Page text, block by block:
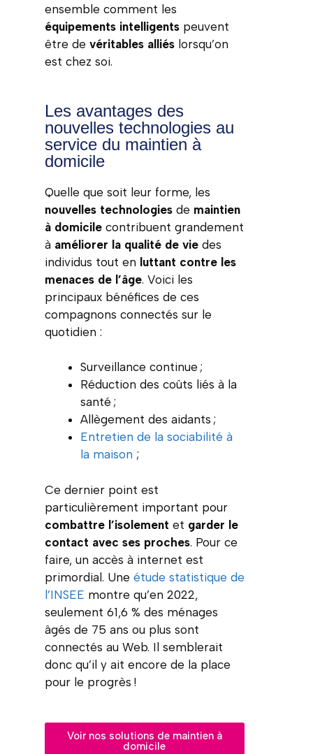
ensemble comment les
équipements intelligentspeuvent
être de véritables alliéslorsqu’on
est chez soi.
Les avantages des
nouvelles technologies au
service du maintien à
domicile
Quelle que soit leur forme, les
nouvelles technologiesde maintien
à domicilecontribuent grandement
à améliorer la qualité de viedes
individus tout en luttant contre les
menaces de l’âge. Voici les
principaux bénéfices de ces
compagnons connectés sur le
quotidien :
Surveillance continue ;
Réduction des coûts liés à la
santé ;
Allègement des aidants ;
Entretien de la sociabilité à
la maison ;
Ce dernier point est
particulièrement important pour
combattre l’isolement et garder le
contact avec ses proches. Pour ce
faire, un accès à internet est
primordial. Une étude statistique de
l’INSEE montre qu’en 2022,
seulement 61,6 % des ménages
âgés de 75 ans ou plus sont
connectés au Web. Il semblerait
donc qu’il y ait encore de la place
pour le progrès !
Voir nos solutions de maintien à
domicile